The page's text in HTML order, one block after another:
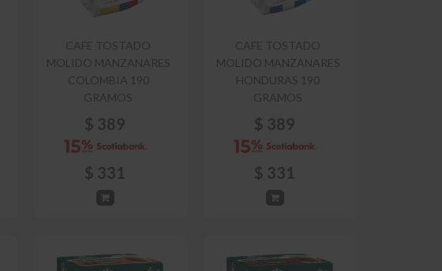
CAFE TOSTADO
MOLIDO MANZANARES
COLOMBIA 190
GRAMOS
$ 389
$ 331
CAFE TOSTADO
MOLIDO MANZANARES
HONDURAS 190
GRAMOS
$ 389
$ 331